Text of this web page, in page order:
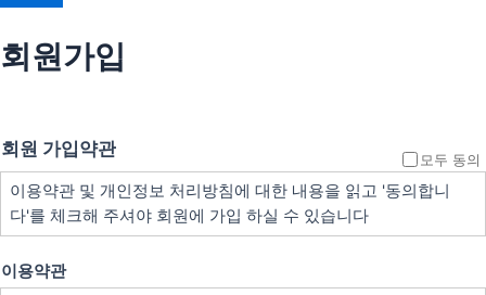
회원가입
회원 가입약관
모두 동의
이용약관 및 개인정보 처리방침에 대한 내용을 읽고 '동의합니
다'를 체크해 주셔야 회원에 가입 하실 수 있습니다
이용약관